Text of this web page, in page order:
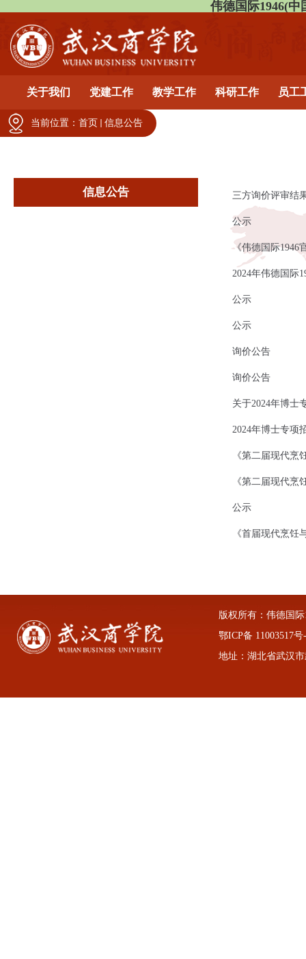
伟德国际1946(中
关于我们 党建工作 教学工作 科研工作 员工
信息公告 三方询价评审结
公示
《伟德国际1946
2024年伟德国际
公示
公示
询价公告
询价公告
关于2024年博士
2024年博士专项
《第二届现代
《第二届现代
公示
《首届现代烹
版权所有：伟德国
鄂ICP备 11003517号
地址：湖北省武汉
当前位置： 首页 信息公告